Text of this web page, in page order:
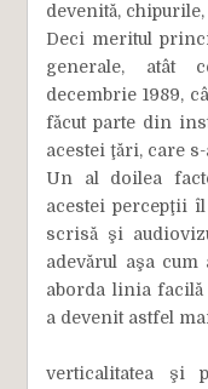
devenită, chipurile,
Deci meritul
generale, atât
decembrie 1989,
făcut parte din
acestei ţări, care
Un al doilea
acestei percepţii
scrisă şi
adevărul aşa
aborda linia
a devenit astfel
verticalitatea şi